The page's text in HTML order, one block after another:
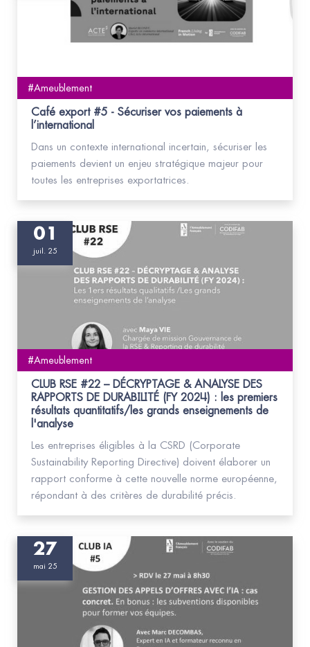
#Ameublement
Café export #5 - Sécuriser vos paiements à
l’international
Dans un contexte international incertain, sécuriser les
paiements devient un enjeu stratégique majeur pour
toutes les entreprises exportatrices.
01
juil. 25
#Ameublement
CLUB RSE #22 – DÉCRYPTAGE & ANALYSE DES
RAPPORTS DE DURABILITÉ (FY 2024) : les premiers
résultats quantitatifs/les grands enseignements de
l'analyse
Les entreprises éligibles à la CSRD (Corporate
Sustainability Reporting Directive) doivent élaborer un
rapport conforme à cette nouvelle norme européenne,
répondant à des critères de durabilité précis.
27
mai 25